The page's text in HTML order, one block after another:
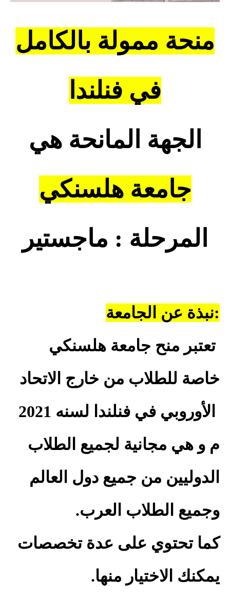
منحة ممولة بالكامل
في فنلندا
الجهة المانحة هي
جامعة هلسنكي
المرحلة : ماجستير
نبذة عن الجامعة:
تعتبر منح جامعة هلسنكي
خاصة للطلاب من خارج الاتحاد
الأوروبي في فنلندا لسنه 2021
م و هي مجانية لجميع الطلاب
الدوليين من جميع دول العالم
وجميع الطلاب العرب.
كما تحتوي على عدة تخصصات
يمكنك الاختيار منها.